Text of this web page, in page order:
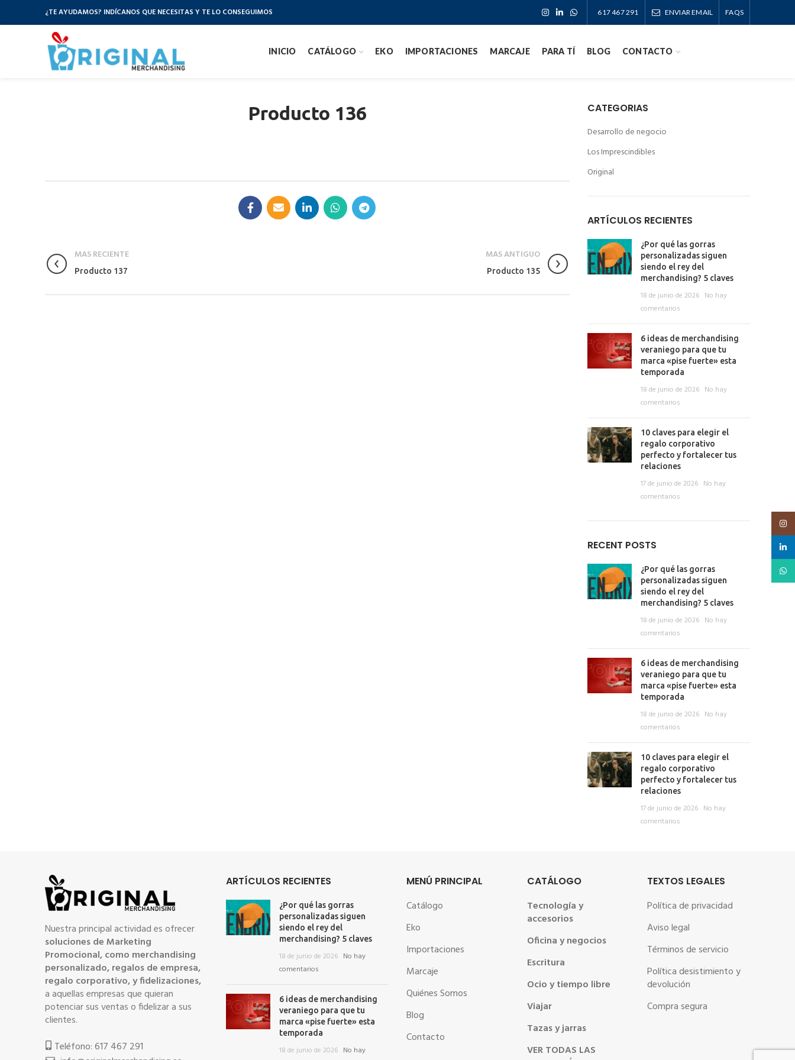
¿TE AYUDAMOS? INDÍCANOS QUE NECESITAS Y TE LO CONSEGUIMOS 617 467 291 ENVIAR EMAIL FAQS
INICIO CATÁLOGO EKO IMPORTACIONES MARCAJE PARA TÍ BLOG CONTACTO
Producto 136
MAS RECIENTE
Producto 137
MAS ANTIGUO
Producto 135
CATEGORIAS
Desarrollo de negocio
Los Imprescindibles
Original
ARTÍCULOS RECIENTES
¿Por qué las gorras
personalizadas siguen
siendo el rey del
merchandising? 5 claves
18 de junio de 2026 No hay
comentarios
6 ideas de merchandising
veraniego para que tu
marca «pise fuerte» esta
temporada
18 de junio de 2026 No hay
comentarios
10 claves para elegir el
regalo corporativo
perfecto y fortalecer tus
relaciones
17 de junio de 2026 No hay
comentarios
RECENT POSTS
¿Por qué las gorras
personalizadas siguen
siendo el rey del
merchandising? 5 claves
18 de junio de 2026 No hay
comentarios
6 ideas de merchandising
veraniego para que tu
marca «pise fuerte» esta
temporada
18 de junio de 2026 No hay
comentarios
10 claves para elegir el
regalo corporativo
perfecto y fortalecer tus
relaciones
17 de junio de 2026 No hay
comentarios
Nuestra principal actividad es ofrecer
soluciones de Marketing
Promocional, como merchandising
personalizado, regalos de empresa,
regalo corporativo, y fidelizaciones,
a aquellas empresas que quieran
potenciar sus ventas o fidelizar a sus
clientes.
Teléfono: 617 467 291
ARTÍCULOS RECIENTES
¿Por qué las gorras
personalizadas siguen
siendo el rey del
merchandising? 5 claves
18 de junio de 2026 No hay
comentarios
6 ideas de merchandising
veraniego para que tu
marca «pise fuerte» esta
temporada
18 de junio de 2026 No hay
MENÚ PRINCIPAL
Catálogo
Eko
Importaciones
Marcaje
Quiénes Somos
Blog
Contacto
CATÁLOGO
Tecnología y
accesorios
Oficina y negocios
Escritura
Ocio y tiempo libre
Viajar
Tazas y jarras
VER TODAS LAS
TEXTOS LEGALES
Política de privacidad
Aviso legal
Términos de servicio
Política desistimiento y
devolución
Compra segura